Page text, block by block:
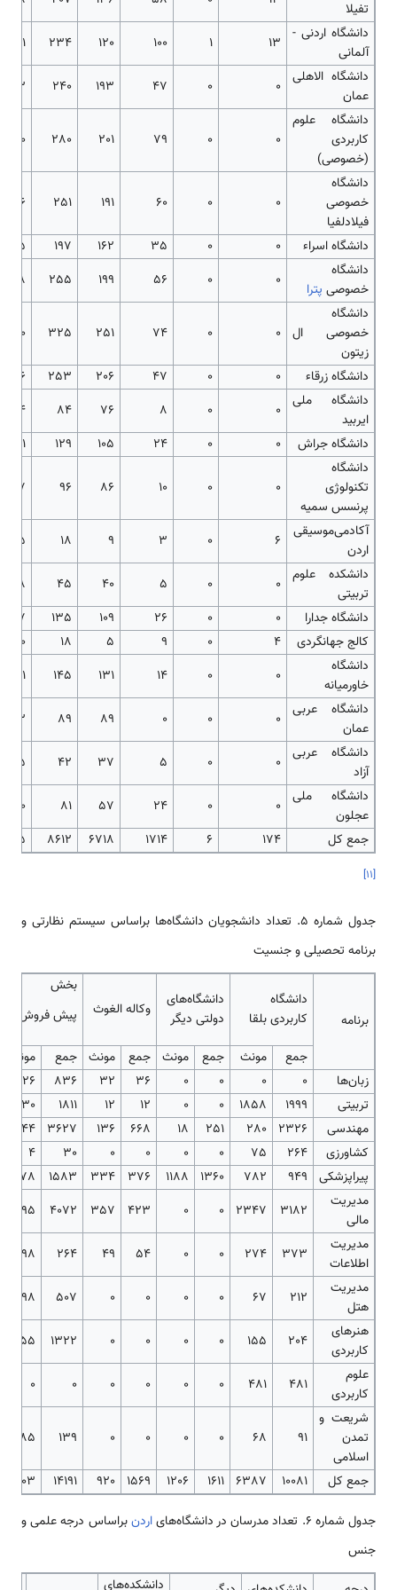
تفیلا
دانشگاه اردنی -
آلمانی
13
1
100
120
234
111
دانشگاه الاهلی
عمان
0
0
47
193
240
73
دانشگاه علوم
کاربردی
(خصوصی)
0
0
79
201
280
90
دانشگاه
خصوصی
فیلادلفیا
0
0
60
191
251
76
دانشگاه اسراء 0
0
35
162
197
35
دانشگاه
خصوصی پترا 0
0
56
199
255
98
دانشگاه
خصوصی ال
زیتون
0
0
74
251
325
100
دانشگاه زرقاء 0
0
47
206
253
56
دانشگاه ملی
ایربید
0
0
8
76
84
14
دانشگاه جراش
0
0
24
105
129
21
دانشگاه
تکنولوژی
پرنسس سمیه
0
0
10
86
96
17
آکادمی‌موسیقی
اردن
6
0
3
9
18
5
دانشکده علوم
تربیتی
0
0
5
40
45
18
دانشگاه جدارا
0
0
26
109
135
27
کالج جهانگردی
4
0
9
5
18
10
دانشگاه
خاورمیانه
0
0
14
131
145
31
دانشگاه عربی
عمان
0
0
0
89
89
13
دانشگاه عربی
آزاد
0
0
5
37
42
15
دانشگاه ملی
عجلون
0
0
24
57
81
10
جمع کل
174
6
1714
6718
8612
2115
[۱۱]
جدول شماره 5. تعداد دانشجویان دانشگاه‌ها براساس سیستم نظارتی و
برنامه تحصیلی و جنسیت
برنامه
دانشگاه
کاربردی بلقا
دانشگاه‌های
دولتی دیگر
وکاله الغوث
بخش
پیش فروش
جمع مونث جمع مونث جمع مونث جمع
مونث
زبان‌ها
0
0
0
0
36
32
836
726
تربیتی
1999
1858
0
0
12
12
1811
1730
مهندسی
2326
280
251
18
668
136
3627
244
کشاورزی
264
75
0
0
0
0
30
4
پیراپزشکی
949
782
1360
1188
376
334
1583
978
مدیریت
مالی
3182
2347
0
0
423
357
4072
2095
مدیریت
اطلاعات
373
274
0
0
54
49
264
98
مدیریت
هتل
212
67
0
0
0
0
507
98
هنرهای
کاربردی
204
155
0
0
0
0
1322
755
علوم
کاربردی
481
481
0
0
0
0
0
0
شریعت و
تمدن
اسلامی
91
68
0
0
0
0
139
85
جمع کل 10081
6387
1611
1206
1569
920
14191
6803
جدول شماره 6. تعداد مدرسان در دانشگاه‌های اردنبراساس درجه علمی‌ و
جنس
دانشکده‌های